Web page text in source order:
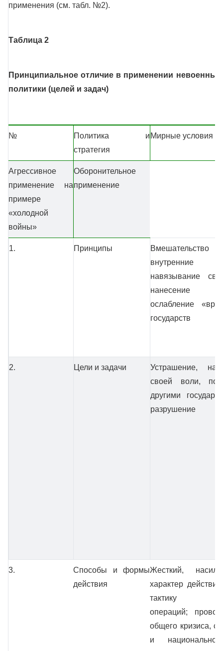
применения (см. табл. №2).
Таблица 2
Принципиальное отличие в применении невоенных
политики (целей и задач)
№
Политика и
стратегия
Мирные условия
Агрессивное
применение на
примере
«холодной
войны»
Оборонительное
применение
1. Принципы
навязывание
нанесение
ослабление
государств
2. Цели и задачи
Устрашение,
своей воли,
другими
разрушение
3.
Способы и формы
действия
Жесткий,
характер
тактику
операций;
общего кризиса,
и